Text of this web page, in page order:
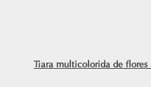
Tiara multicolorida de flores